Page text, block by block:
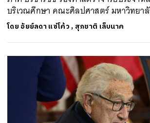
บริเวณศึกษา คณะศิลปศาสตร์ มหาวิทยา
โดย อัยย์ลดา แซ่โค้ว, สุภชาติ เล็บนาค